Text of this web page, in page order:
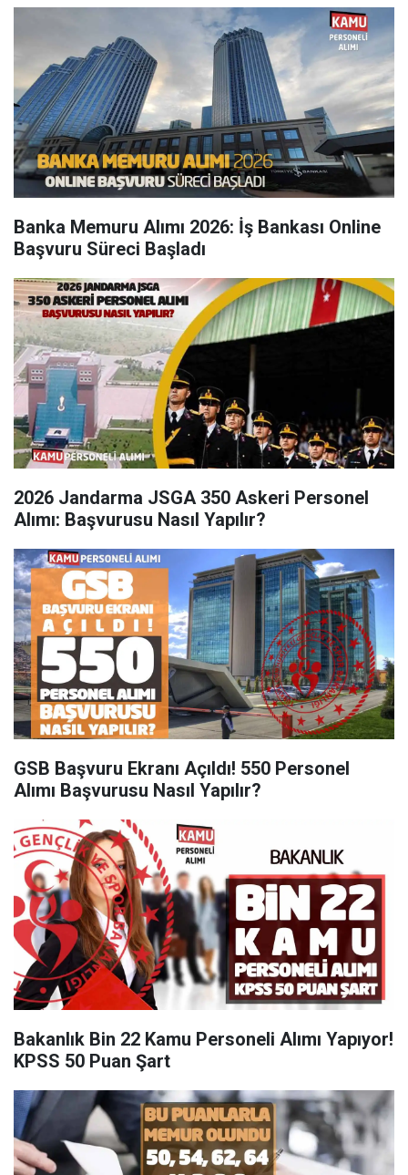
Banka Memuru Alımı 2026: İş Bankası Online
Başvuru Süreci Başladı
2026 Jandarma JSGA 350 Askeri Personel
Alımı: Başvurusu Nasıl Yapılır?
GSB Başvuru Ekranı Açıldı! 550 Personel
Alımı Başvurusu Nasıl Yapılır?
Bakanlık Bin 22 Kamu Personeli Alımı Yapıyor!
KPSS 50 Puan Şart